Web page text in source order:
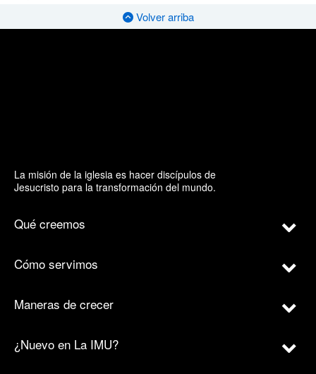
Volver arriba
La misión de la iglesia es hacer discípulos de
Jesucristo para la transformación del mundo.
Qué creemos
Cómo servimos
Maneras de crecer
¿Nuevo en La IMU?